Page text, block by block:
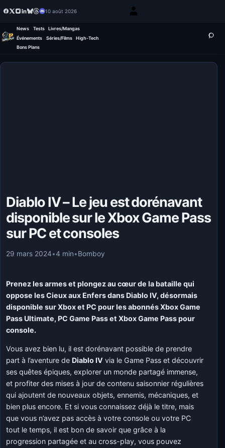
10 août 2026
News Tests
Livres/Mangas
Événements
Séries/Films
High-Tech
Bons Plans
Diablo IV – Le jeu est dorénavant
disponible sur le Xbox Game Pass
sur PC et consoles
29 mars 2024•4 min•Bomboy
Prenez les armes et plongez au cœur de la bataille qui
oppose les Cieux aux Enfers dans Diablo IV, désormais
disponible sur Xbox et PC pour les abonnés Xbox Game
Pass Ultimate, PC Game Pass et Xbox Game Pass pour
console.
Vous avez bien lu, il est dorénavant possible de prendre
part à l’aventure de Diablo IV via le Game Pass et découvrir
ses quêtes épiques, explorer un monde partagé immense,
et profiter des mises à jour de contenu saisonnier régulières
qui ajoutent de nouveaux objets, ennemis, mécaniques, et
bien plus encore. Et si vous connaissez déjà le titre, mais
que vous n’avez pas accès à votre console ou votre PC
tout le temps, il est bon de savoir que grâce à la
progression partagée et au cross-play, vous pouvez